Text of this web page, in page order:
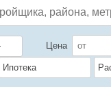
Цена
Ипотека